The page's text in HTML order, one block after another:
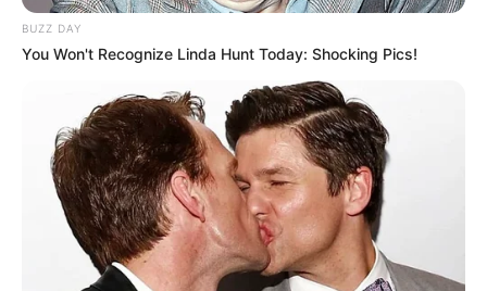
BUZZ DAY
You Won't Recognize Linda Hunt Today: Shocking Pics!